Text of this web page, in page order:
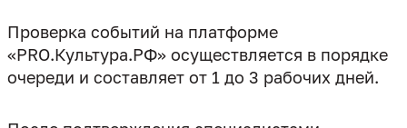
Проверка событий на платформе
«PRO.Культура.РФ» осуществляется в порядке